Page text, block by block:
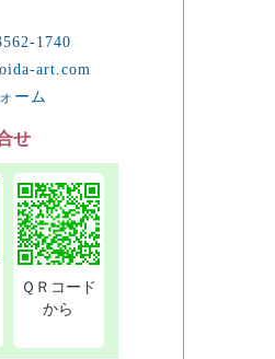
1740
art.com
ーム
せ
ＱＲコード
から